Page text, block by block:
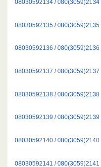
08030592134 /
08030592135 /
08030592136 / 080(3059)2136
08030592137 / 080(3059)2137
08030592138 /
08030592139 / 080(3059)2139
08030592140 /
08030592141 / 080(3059)2141